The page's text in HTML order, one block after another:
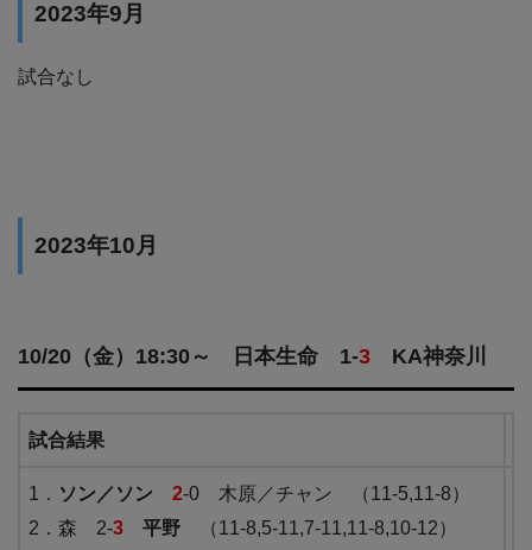
2023年9月
試合なし
2023年10月
10/20（金）18:30～ 日本生命 1-3 KA神奈川
試合結果
1． ソン／ソン 2-0 木原／チャン （11-5,11-8）
2．森 2-3 平野 （11-8,5-11,7-11,11-8,10-12）